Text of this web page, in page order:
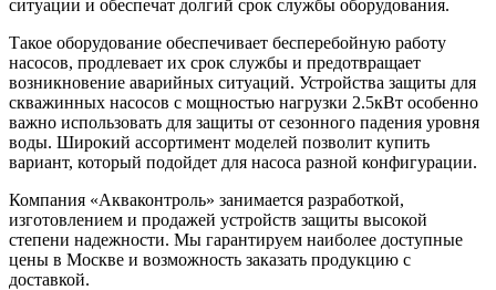
ситуации и обеспечат долгий срок службы оборудования.
Такое оборудование обеспечивает бесперебойную работу
насосов, продлевает их срок службы и предотвращает
возникновение аварийных ситуаций. Устройства защиты для
скважинных насосов с мощностью нагрузки 2.5кВт особенно
важно использовать для защиты от сезонного падения уровня
воды. Широкий ассортимент моделей позволит купить
вариант, который подойдет для насоса разной конфигурации.
Компания «Акваконтроль» занимается разработкой,
изготовлением и продажей устройств защиты высокой
степени надежности. Мы гарантируем наиболее доступные
цены в Москве и возможность заказать продукцию с
доставкой.